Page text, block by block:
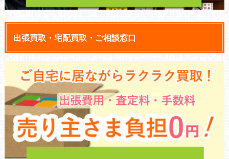
出張買取・宅配買取・ご相談窓口